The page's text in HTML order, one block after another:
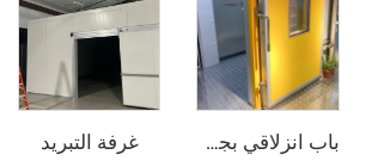
باب انزلاقي بجو متحكم فيه غرفة التبريد